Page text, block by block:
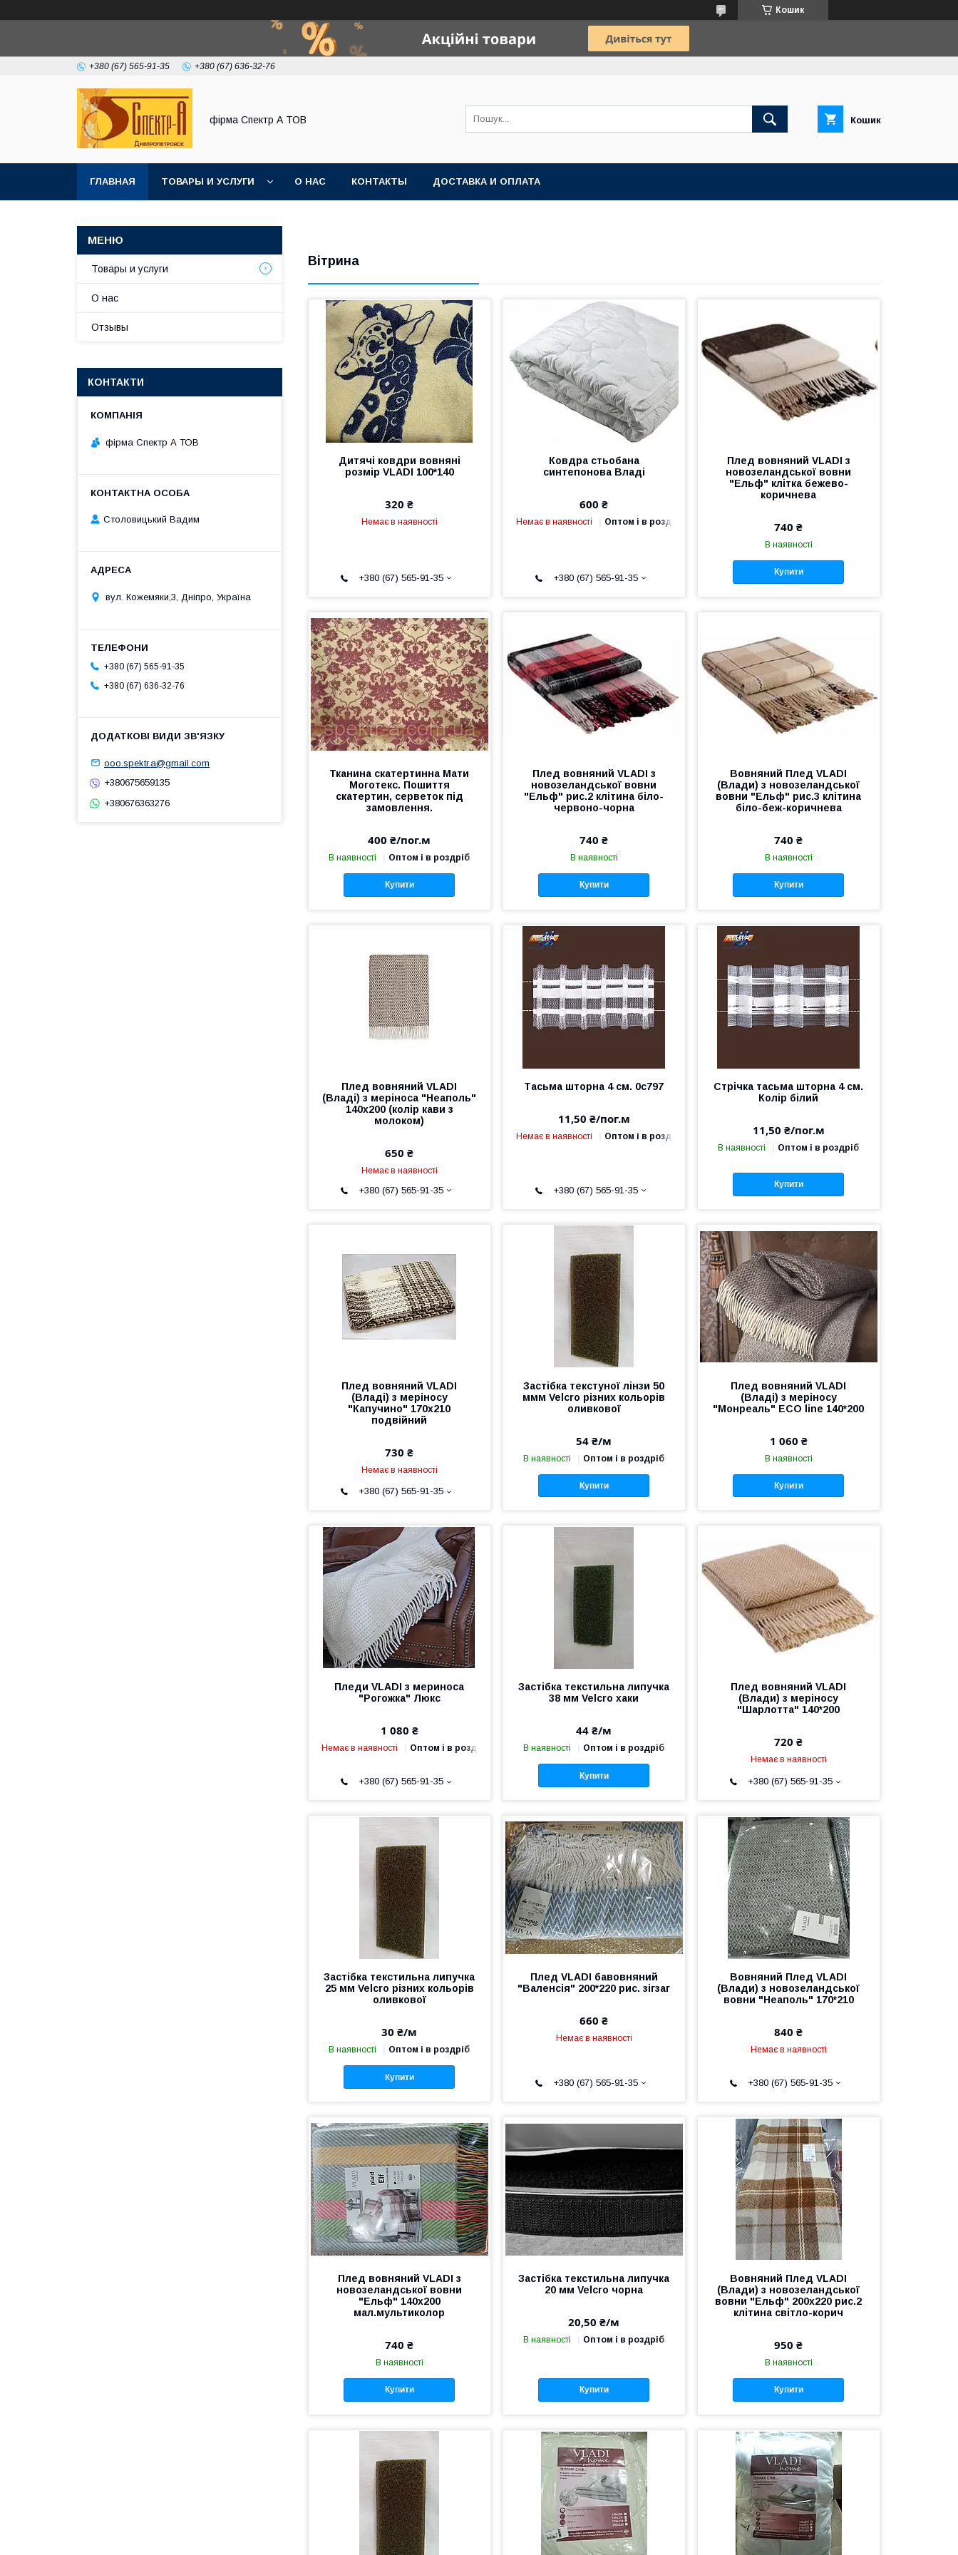
Кошик
+380 (67) 565-91-35 +380 (67) 636-32-76
фірма Спектр А ТОВ Кошик
ГЛАВНАЯ ТОВАРЫ И УСЛУГИ О НАС КОНТАКТЫ ДОСТАВКА И ОПЛАТА
Вітрина
Дитячі ковдри вовняні
розмір VLADI 100*140
320 ₴
Немає в наявності
+380 (67) 565-91-35
Ковдра стьобана
синтепонова Владі
600 ₴
Немає в наявності Оптом і в роздріб
+380 (67) 565-91-35
Плед вовняний VLADI з
новозеландської вовни
"Ельф" клітка бежево-
коричнева
740 ₴
В наявності
Купити
Тканина скатертинна Мати
Моготекс. Пошиття
скатертин, серветок під
замовлення.
400 ₴/пог.м
В наявності Оптом і в роздріб
Купити
Плед вовняний VLADI з
новозеландської вовни
"Ельф" рис.2 клітина біло-
червоно-чорна
740 ₴
В наявності
Купити
Вовняний Плед VLADI
(Влади) з новозеландської
вовни "Ельф" рис.3 клітина
біло-беж-коричнева
740 ₴
В наявності
Купити
Плед вовняний VLADI
(Владі) з меріноса "Неаполь"
140x200 (колір кави з
молоком)
650 ₴
Немає в наявності
+380 (67) 565-91-35
Тасьма шторна 4 см. 0с797
11,50 ₴/пог.м
Немає в наявності Оптом і в роздріб
+380 (67) 565-91-35
Стрічка тасьма шторна 4 см.
Колір білий
11,50 ₴/пог.м
В наявності Оптом і в роздріб
Купити
Плед вовняний VLADI
(Владі) з меріносу
"Капучино" 170х210
подвійний
730 ₴
Немає в наявності
+380 (67) 565-91-35
Застібка текстуної лінзи 50
ммм Velcro різних кольорів
оливкової
54 ₴/м
В наявності Оптом і в роздріб
Купити
Плед вовняний VLADI
(Владі) з меріносу
"Монреаль" ECO line 140*200
1 060 ₴
В наявності
Купити
Пледи VLADI з мериноса
"Рогожка" Люкс
1 080 ₴
Немає в наявності Оптом і в роздріб
+380 (67) 565-91-35
Застібка текстильна липучка
38 мм Velcro хаки
44 ₴/м
В наявності Оптом і в роздріб
Купити
Плед вовняний VLADI
(Влади) з меріносу
"Шарлотта" 140*200
720 ₴
Немає в наявності
+380 (67) 565-91-35
Застібка текстильна липучка
25 мм Velcro різних кольорів
оливкової
30 ₴/м
В наявності Оптом і в роздріб
Купити
Плед VLADI бавовняний
"Валенсія" 200*220 рис. зігзаг
660 ₴
Немає в наявності
+380 (67) 565-91-35
Вовняний Плед VLADI
(Влади) з новозеландської
вовни "Неаполь" 170*210
840 ₴
Немає в наявності
+380 (67) 565-91-35
Плед вовняний VLADI з
новозеландської вовни
"Ельф" 140х200
мал.мультиколор
740 ₴
В наявності
Купити
Застібка текстильна липучка
20 мм Velcro чорна
20,50 ₴/м
В наявності Оптом і в роздріб
Купити
Вовняний Плед VLADI
(Влади) з новозеландської
вовни "Ельф" 200x220 рис.2
клітина світло-корич
950 ₴
В наявності
Купити
Товары и услуги
О нас
Отзывы
КОНТАКТИ
фірма Спектр А ТОВ
Столовицький Вадим
вул. Кожемяки,3, Дніпро, Україна
+380 (67) 565-91-35
+380 (67) 636-32-76
ooo.spektr.a@gmail.com
+380675659135
+380676363276